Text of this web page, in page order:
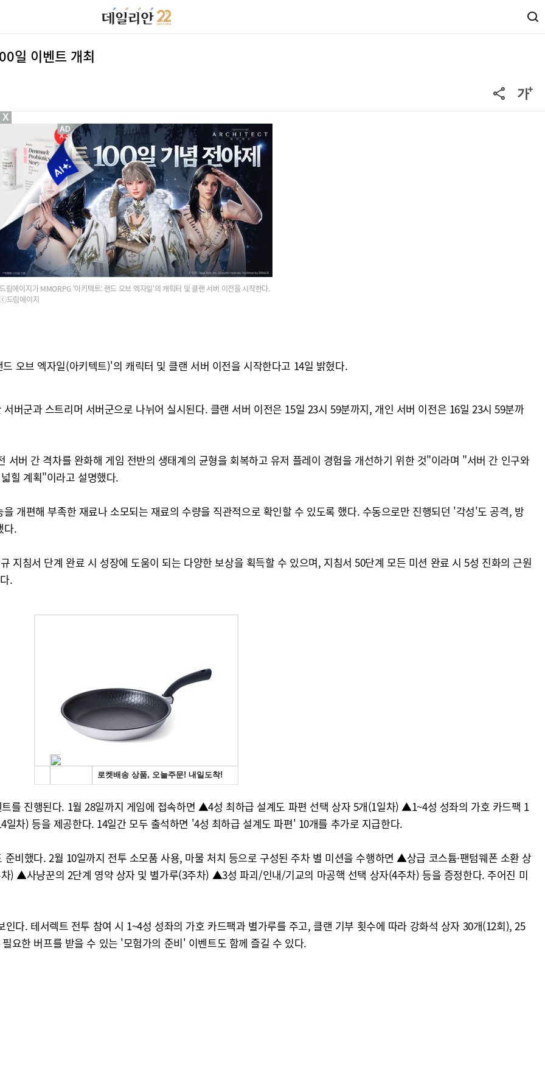
일 이벤트 개최
드림에이지가 MMORPG '아키텍트: 랜드 오브 엑자일'의 캐릭터 및 클랜 서버 이전을 시작한다.
ⓒ드림에이지
오브 엑자일(아키텍트)'의 캐릭터 및 클랜 서버 이전을 시작한다고 14일 밝혔다.
버군과 스트리머 서버군으로 나뉘어 실시된다. 클랜 서버 이전은 15일 23시 59분까지, 개인 서버 이전은 16일 23시 59분까
버 간 격차를 완화해 게임 전반의 생태계의 균형을 회복하고 유저 플레이 경험을 개선하기 위한 것"이라며 "서버 간 인구와
힐 계획"이라고 설명했다.
개편해 부족한 재료나 소모되는 재료의 수량을 직관적으로 확인할 수 있도록 했다. 수동으로만 진행되던 '각성'도 공격, 방
다.
지침서 단계 완료 시 성장에 도움이 되는 다양한 보상을 획득할 수 있으며, 지침서 50단계 모든 미션 완료 시 5성 진화의 근원
.
를 진행된다. 1월 28일까지 게임에 접속하면 ▲4성 최하급 설계도 파편 선택 상자 5개(1일차) ▲1~4성 성좌의 가호 카드팩 1
차) 등을 제공한다. 14일간 모두 출석하면 '4성 최하급 설계도 파편' 10개를 추가로 지급한다.
비했다. 2월 10일까지 전투 소모품 사용, 마물 처치 등으로 구성된 주차 별 미션을 수행하면 ▲상급 코스튬·팬텀웨폰 소환 상
) ▲사냥꾼의 2단계 영약 상자 및 별가루(3주차) ▲3성 파괴/인내/기교의 마공핵 선택 상자(4주차) 등을 증정한다. 주어진 미
다. 테서렉트 전투 참여 시 1~4성 성좌의 가호 카드팩과 별가루를 주고, 클랜 기부 횟수에 따라 강화석 상자 30개(12회), 25
요한 버프를 받을 수 있는 '모험가의 준비' 이벤트도 함께 즐길 수 있다.
X